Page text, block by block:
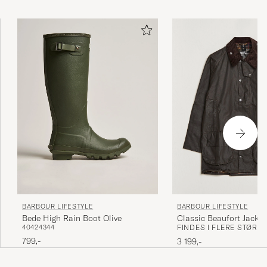
HANNE E KØBTE PÅ CAREOFCARL.NO
Bestilling, ordrebekreftelse, leveringstid og
produktet var jeg veldig fornøyd med kan
anbefales ✅✅✅
RITA A KØBTE PÅ CAREOFCARL.NO
ADÉLE P KØBTE PÅ CAREOFCARL.NO
Læs mere om Barbour i vores reportage fra deres fabrik i
England »
BARBOUR LIFESTYLE
Bede High Rain Boot Olive
40424344
799,-
BARBOUR LIFESTYLE
Classic Beaufort
FINDES I FLERE
3 199,-